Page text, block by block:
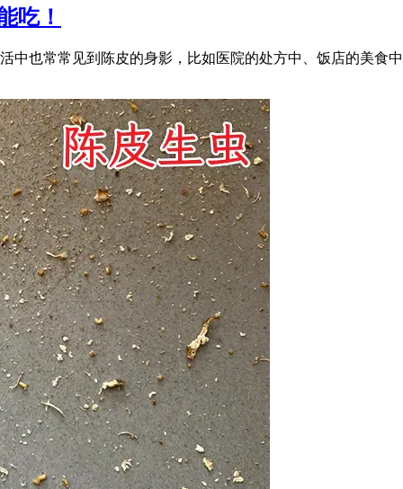
吃！
中也常常见到陈皮的身影，比如医院的处方中、饭店的美食